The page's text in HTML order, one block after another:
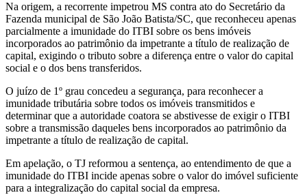
Na origem, a recorrente impetrou MS contra ato do Secretário da
Fazenda municipal de São João Batista/SC, que reconheceu apenas
parcialmente a imunidade do ITBI sobre os bens imóveis
incorporados ao patrimônio da impetrante a título de realização de
capital, exigindo o tributo sobre a diferença entre o valor do capital
social e o dos bens transferidos.
O juízo de 1º grau concedeu a segurança, para reconhecer a
imunidade tributária sobre todos os imóveis transmitidos e
determinar que a autoridade coatora se abstivesse de exigir o ITBI
sobre a transmissão daqueles bens incorporados ao patrimônio da
impetrante a título de realização de capital.
Em apelação, o TJ reformou a sentença, ao entendimento de que a
imunidade do ITBI incide apenas sobre o valor do imóvel suficiente
para a integralização do capital social da empresa.